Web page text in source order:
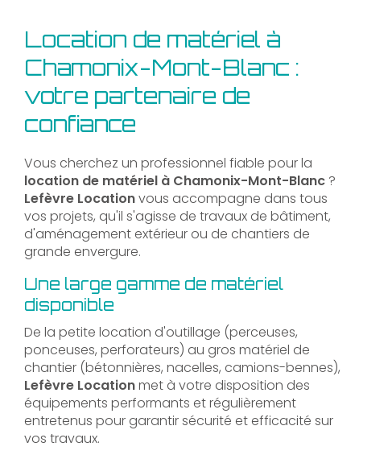
Location de matériel à
Chamonix-Mont-Blanc :
votre partenaire de
confiance
Vous cherchez un professionnel fiable pour la
location de matériel à Chamonix-Mont-Blanc ?
Lefèvre Locationvous accompagne dans tous
vos projets, qu'il s'agisse de travaux de bâtiment,
d'aménagement extérieur ou de chantiers de
grande envergure.
Une large gamme de matériel
disponible
De la petite location d'outillage (perceuses,
ponceuses, perforateurs) au gros matériel de
chantier (bétonnières, nacelles, camions-bennes),
Lefèvre Locationmet à votre disposition des
équipements performants et régulièrement
entretenus pour garantir sécurité et efficacité sur
vos travaux.